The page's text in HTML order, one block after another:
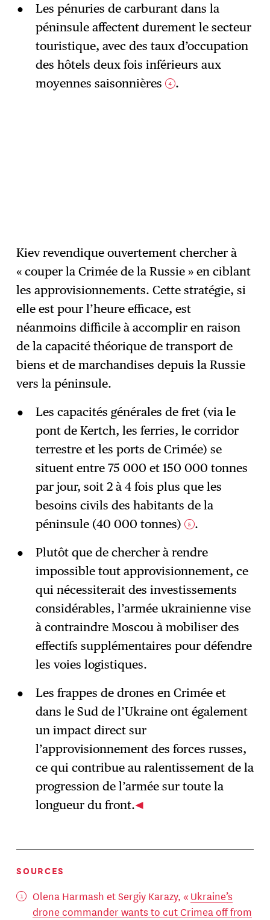
Les pénuries de carburant dans la
péninsule affectent durement le secteur
touristique, avec des taux d’occupation
des hôtels deux fois inférieurs aux
moyennes saisonnières
4 .
Kiev revendique ouvertement chercher à
« couper la Crimée de la Russie » en ciblant
les approvisionnements. Cette stratégie, si
elle est pour l’heure efficace, est
néanmoins difficile à accomplir en raison
de la capacité théorique de transport de
biens et de marchandises depuis la Russie
vers la péninsule.
Les capacités générales de fret (via le
pont de Kertch, les ferries, le corridor
terrestre et les ports de Crimée) se
situent entre 75 000 et 150 000 tonnes
par jour, soit 2 à 4 fois plus que les
besoins civils des habitants de la
péninsule (40 000 tonnes)
5 .
Plutôt que de chercher à rendre
impossible tout approvisionnement, ce
qui nécessiterait des investissements
considérables, l’armée ukrainienne vise
à contraindre Moscou à mobiliser des
effectifs supplémentaires pour défendre
les voies logistiques.
Les frappes de drones en Crimée et
dans le Sud de l’Ukraine ont également
un impact direct sur
l’approvisionnement des forces russes,
ce qui contribue au ralentissement de la
progression de l’armée sur toute la
longueur du front.
SOURCES
Olena Harmash et Sergiy Karazy, « Ukraine’s
drone commander wants to cut Crimea off from